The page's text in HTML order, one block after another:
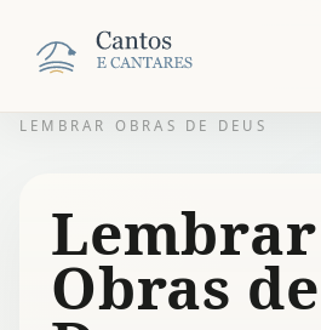
LEMBRAR OBRAS DE DEUS
Obras de